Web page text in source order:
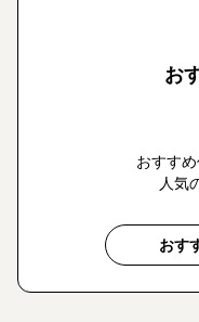
お
おすす
人気
おす